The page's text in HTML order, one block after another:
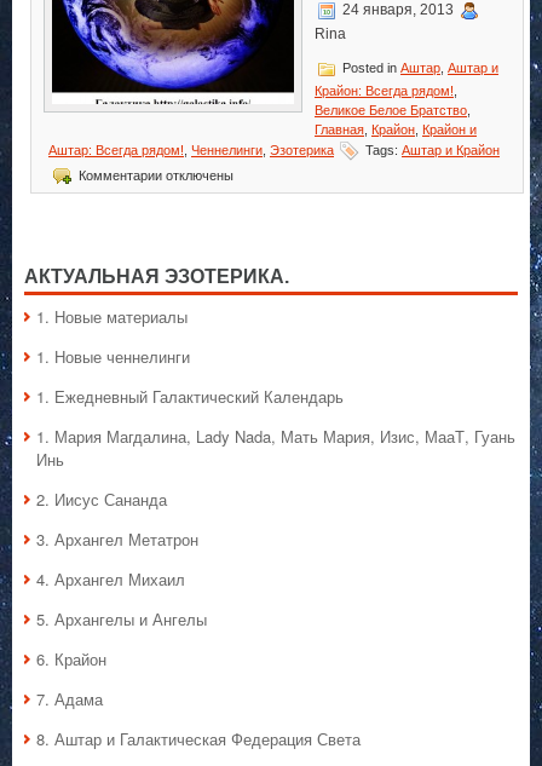
24 января, 2013
Rina
Posted in Аштар Аштар и
Крайон: Всегда рядом!
Великое Белое Братство
Главная Крайон Крайон и
Аштар: Всегда рядом! Ченнелинги Эзотерика Tags: Аштар и Крайон
Комментариик
записи
Всегда
рядом!
отключены
АКТУАЛЬНАЯ ЭЗОТЕРИКА.
1. Hовые материалы
1. Hовые ченнелинги
1. Ежедневный Галактический Календарь
1. Мария Магдалина, Lady Nada, Мать Мария, Изис, МааТ, Гуань
Инь
2. Иисус Сананда
3. Архангел Метатрон
4. Архангел Михаил
5. Архангелы и Ангелы
6. Крайон
7. Адама
8. Аштар и Галактическая Федерация Света